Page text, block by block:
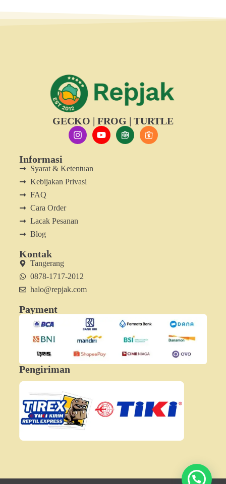
GECKO | FROG | TURTLE
Informasi
Syarat & Ketentuan
Kebijakan Privasi
FAQ
Cara Order
Lacak Pesanan
Blog
Kontak
Tangerang
0878-1717-2012
halo@repjak.com
Payment
Pengiriman
Hubungi Minjak